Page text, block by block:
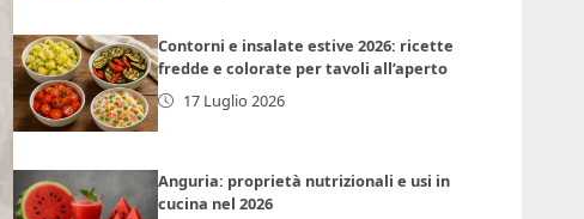
Contorni e insalate estive 2026: ricette
fredde e colorate per tavoli all’aperto
17 Luglio 2026
Anguria: proprietà nutrizionali e usi in
cucina nel 2026